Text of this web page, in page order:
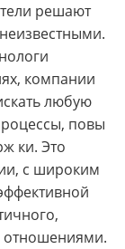
решают
компании
любую
повы
ки. Это
с широким
отношениями.